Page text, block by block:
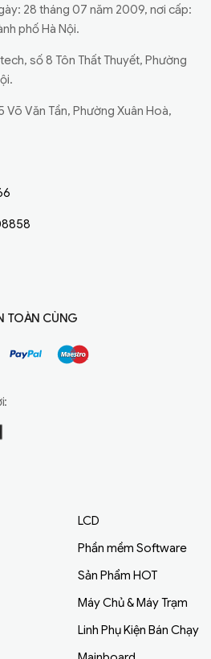
28 tháng 07 năm 2009, nơi cấp:
phố Hà Nội.
số 8 Tôn Thất Thuyết, Phường
Võ Văn Tần, Phường Xuân Hoà,
TOÀN CÙNG
LCD
Phần mềm Software
Sản Phẩm HOT
Máy Chủ & Máy Trạm
Linh Phụ Kiện Bán Chạy